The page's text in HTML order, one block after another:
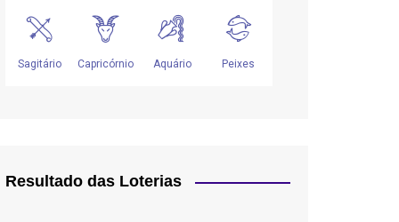
Resultado das Loterias